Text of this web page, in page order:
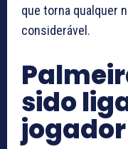
que torna qualquer
considerável.
sido
jogador